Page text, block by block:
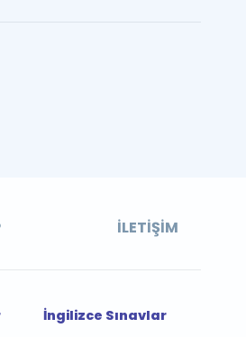
İLETIŞIM
İngilizce Sınavlar